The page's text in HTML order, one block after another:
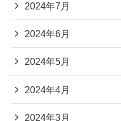
2024年7月
2024年6月
2024年5月
2024年4月
2024年3月